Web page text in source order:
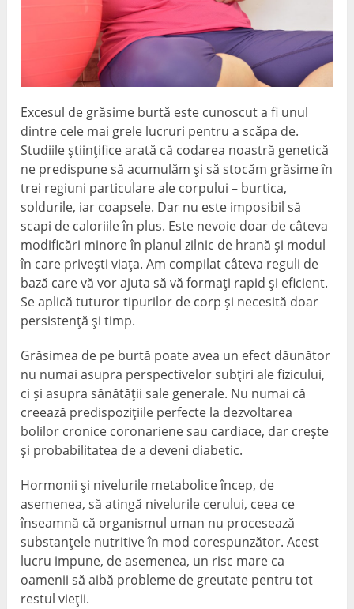
Excesul de grăsime burtă este cunoscut a fi unul
dintre cele mai grele lucruri pentru a scăpa de.
Studiile științifice arată că codarea noastră genetică
ne predispune să acumulăm și să stocăm grăsime în
trei regiuni particulare ale corpului – burtica,
soldurile, iar coapsele. Dar nu este imposibil să
scapi de caloriile în plus. Este nevoie doar de câteva
modificări minore în planul zilnic de hrană și modul
în care privești viața. Am compilat câteva reguli de
bază care vă vor ajuta să vă formați rapid și eficient.
Se aplică tuturor tipurilor de corp și necesită doar
persistență și timp.
Grăsimea de pe burtă poate avea un efect dăunător
nu numai asupra perspectivelor subțiri ale fizicului,
ci și asupra sănătății sale generale. Nu numai că
creează predispozițiile perfecte la dezvoltarea
bolilor cronice coronariene sau cardiace, dar crește
și probabilitatea de a deveni diabetic.
Hormonii și nivelurile metabolice încep, de
asemenea, să atingă nivelurile cerului, ceea ce
înseamnă că organismul uman nu procesează
substanțele nutritive în mod corespunzător. Acest
lucru impune, de asemenea, un risc mare ca
oamenii să aibă probleme de greutate pentru tot
restul vieții.